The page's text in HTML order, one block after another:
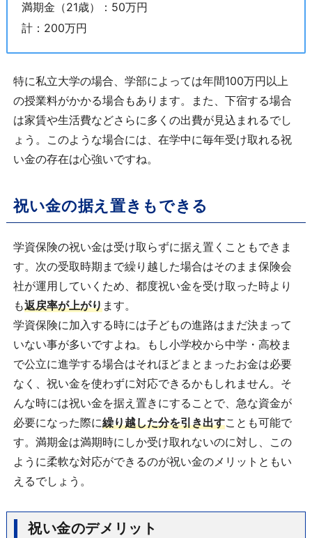
満期金（21歳）：50万円
計：200万円
特に私立大学の場合、学部によっては年間100万円以上
の授業料がかかる場合もあります。また、下宿する場合
は家賃や生活費などさらに多くの出費が見込まれるでし
ょう。このような場合には、在学中に毎年受け取れる祝
い金の存在は心強いですね。
祝い金の据え置きもできる
学資保険の祝い金は受け取らずに据え置くこともできま
す。次の受取時期まで繰り越した場合はそのまま保険会
社が運用していくため、都度祝い金を受け取った時より
も返戻率が上がります。
学資保険に加入する時には子どもの進路はまだ決まって
いない事が多いですよね。もし小学校から中学・高校ま
で公立に進学する場合はそれほどまとまったお金は必要
なく、祝い金を使わずに対応できるかもしれません。そ
んな時には祝い金を据え置きにすることで、急な資金が
必要になった際に繰り越した分を引き出すことも可能で
す。満期金は満期時にしか受け取れないのに対し、この
ように柔軟な対応ができるのが祝い金のメリットともい
えるでしょう。
祝い金のデメリット